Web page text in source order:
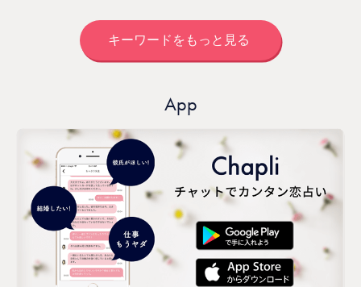
キーワードをもっと見る
App